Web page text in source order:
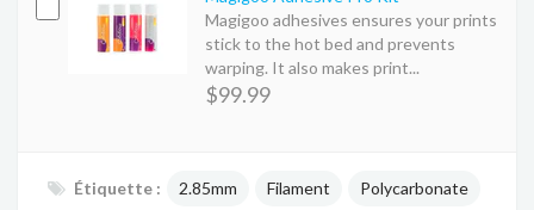
Magigoo adhesives ensures your prints
stick to the hot bed and prevents
warping. It also makes print...
$99.99
Étiquette : 2.85mm Filament Polycarbonate